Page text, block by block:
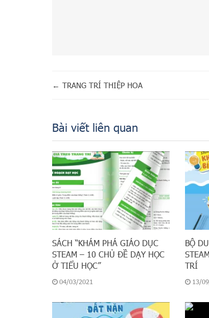
← TRANG TRÍ THIỆP HOA
Bài viết liên quan
SÁCH “KHÁM PHÁ GIÁO DỤC
STEAM – 10 CHỦ ĐỀ DẠY HỌC
Ở TIỂU HỌC”
04/03/2021
BỘ
TRÍ
13/